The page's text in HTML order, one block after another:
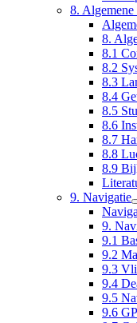
8.
8.
8.1
8.2
8.3
8.4
8.5
8.6
8.7
8.8
8.9
9. Navigatie
9.
9.1
9.2
9.3
9.4
9.5
9.6